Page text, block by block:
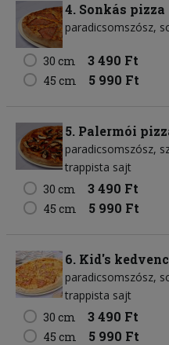
4. Sonkás pizza
paradicsomszósz
30 cm 3 490 Ft
45 cm 5 990 Ft
5. Palermói
paradicsomszósz
trappista sajt
30 cm
3 490 Ft
45 cm 5 990 Ft
6. Kid's
paradicsomszósz
trappista sajt
30 cm
3 490 Ft
45 cm 5 990 Ft